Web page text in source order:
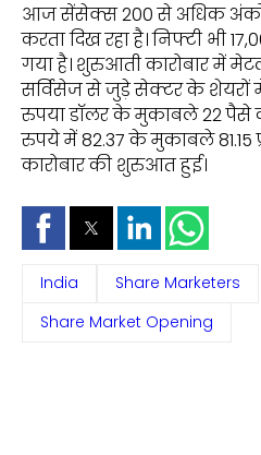
आज सेंसेक्स 200 से अधिक अंकों
करता दिख रहा है। निफ्टी भी
गया है। शुरुआती कारोबार में
सर्विसेज से जुड़े सेक्टर के शेयरों में
रुपया डॉलर के मुकाबले 22 पैसे
रुपये में 82.37 के मुकाबले 81.15
कारोबार की शुरुआत हुई।
India
Share Marketers
Share Market Opening